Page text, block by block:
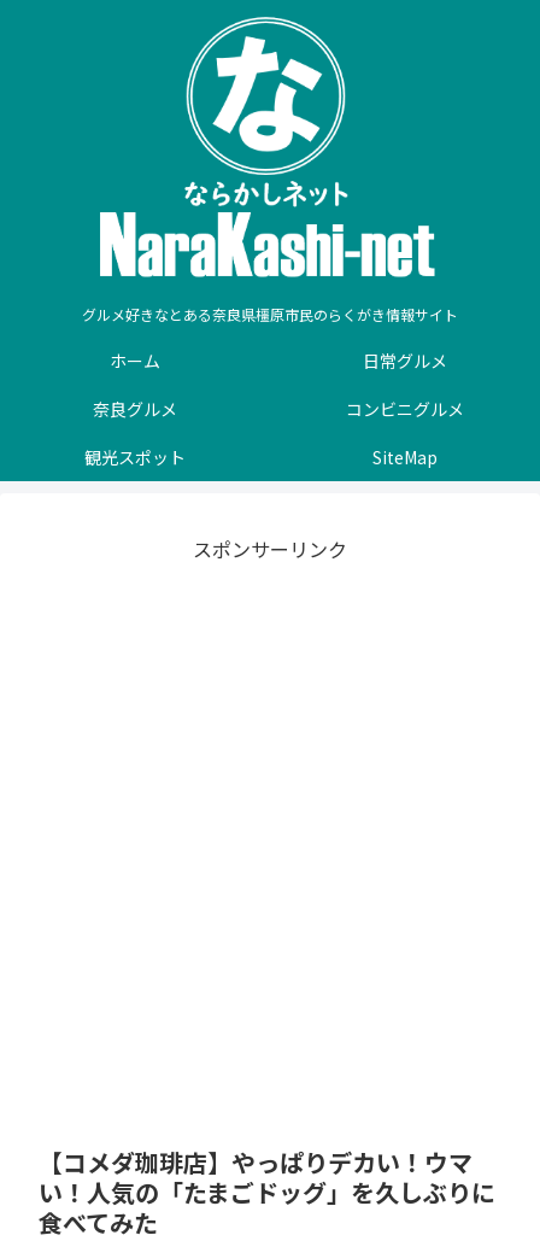
グルメ好きなとある奈良県橿原市民のらくがき情報サイト
ホーム
日常グルメ
奈良グルメ
コンビニグルメ
観光スポット
SiteMap
スポンサーリンク
【コメダ珈琲店】やっぱりデカい！ウマ
い！人気の「たまごドッグ」を久しぶりに
食べてみた